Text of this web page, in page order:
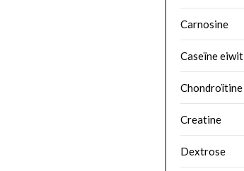
Carnosine
Caseïne eiwit
Chondroïtine
Creatine
Dextrose